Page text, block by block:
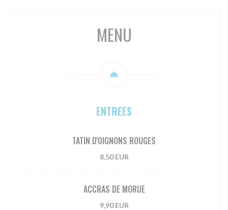
MENU
ENTREES
TATIN D'OIGNONS ROUGES
8,50 EUR
ACCRAS DE MORUE
9,90 EUR